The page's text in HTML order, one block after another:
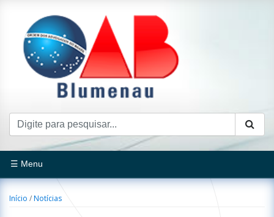
☰ Menu
Início /Notícias